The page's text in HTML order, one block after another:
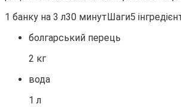
1 банку на 3 л30 минутШаги5
болгарський перець
2 кг
вода
1 л